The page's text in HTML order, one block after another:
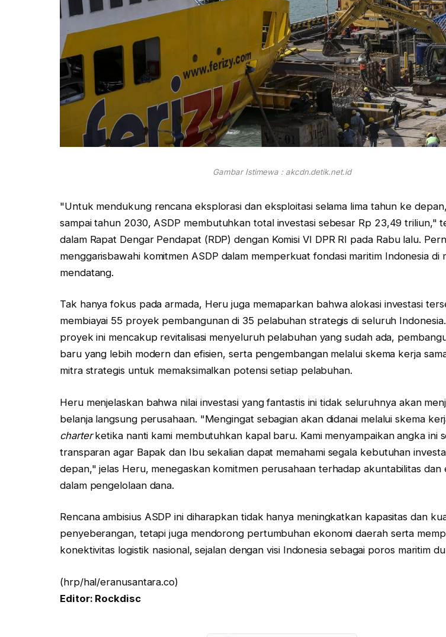
Gambar Istimewa : akcdn.detik.net.id
"Untuk mendukung rencana eksplorasi dan eksploitasi selama lima tahun ke
sampai tahun 2030, ASDP membutuhkan total investasi sebesar Rp 23,49 triliun,"
dalam Rapat Dengar Pendapat (RDP) dengan Komisi VI DPR RI pada Rabu lalu.
menggarisbawahi komitmen ASDP dalam memperkuat fondasi maritim Indonesia di
mendatang.
Tak hanya fokus pada armada, Heru juga memaparkan bahwa alokasi investasi
membiayai 55 proyek pembangunan di 35 pelabuhan strategis di seluruh
proyek ini mencakup revitalisasi menyeluruh pelabuhan yang sudah ada,
baru yang lebih modern dan efisien, serta pengembangan melalui skema kerja
mitra strategis untuk memaksimalkan potensi setiap pelabuhan.
Heru menjelaskan bahwa nilai investasi yang fantastis ini tidak seluruhnya akan
belanja langsung perusahaan. "Mengingat sebagian akan didanai melalui skema
charterketika nanti kami membutuhkan kapal baru. Kami menyampaikan angka ini
transparan agar Bapak dan Ibu sekalian dapat memahami segala kebutuhan
depan," jelas Heru, menegaskan komitmen perusahaan terhadap akuntabilitas dan
dalam pengelolaan dana.
Rencana ambisius ASDP ini diharapkan tidak hanya meningkatkan kapasitas dan
penyeberangan, tetapi juga mendorong pertumbuhan ekonomi daerah serta
konektivitas logistik nasional, sejalan dengan visi Indonesia sebagai poros maritim
(hrp/hal/eranusantara.co)
Editor: Rockdisc